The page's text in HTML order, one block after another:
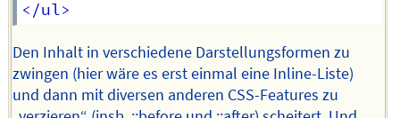
Den Inhalt in verschiedene Darstellungsformen zu
zwingen (hier wäre es erst einmal eine Inline-Liste)
und dann mit diversen anderen CSS-Features zu